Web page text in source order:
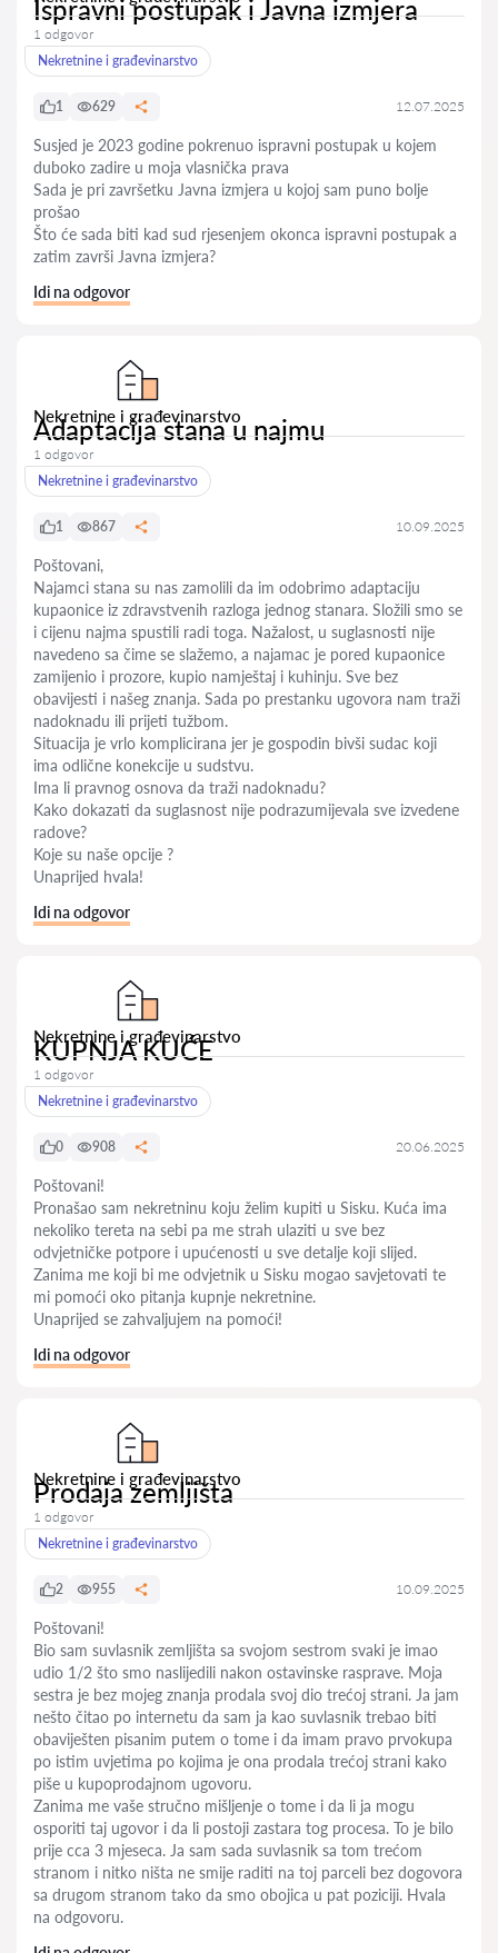
Ispravni postupak i Javna izmjera
1 odgovor
Nekretnine i građevinarstvo
1 629 12.07.2025
Susjed je 2023 godine pokrenuo ispravni postupak u kojem
duboko zadire u moja vlasnička prava
Sada je pri završetku Javna izmjera u kojoj sam puno bolje
prošao
Što će sada biti kad sud rjesenjem okonca ispravni postupak a
zatim završi Javna izmjera?
Idi na odgovor
Nekretnine i građevinarstvo
Adaptacija stana u najmu
1 odgovor
Nekretnine i građevinarstvo
1 867 10.09.2025
Poštovani,
Najamci stana su nas zamolili da im odobrimo adaptaciju
kupaonice iz zdravstvenih razloga jednog stanara. Složili smo se
i cijenu najma spustili radi toga. Nažalost, u suglasnosti nije
navedeno sa čime se slažemo, a najamac je pored kupaonice
zamijenio i prozore, kupio namještaj i kuhinju. Sve bez
obavijesti i našeg znanja. Sada po prestanku ugovora nam traži
nadoknadu ili prijeti tužbom.
Situacija je vrlo komplicirana jer je gospodin bivši sudac koji
ima odlične konekcije u sudstvu.
Ima li pravnog osnova da traži nadoknadu?
Kako dokazati da suglasnost nije podrazumijevala sve izvedene
radove?
Koje su naše opcije ?
Unaprijed hvala!
Idi na odgovor
Nekretnine i građevinarstvo
KUPNJA KUĆE
1 odgovor
Nekretnine i građevinarstvo
0 908 20.06.2025
Poštovani!
Pronašao sam nekretninu koju želim kupiti u Sisku. Kuća ima
nekoliko tereta na sebi pa me strah ulaziti u sve bez
odvjetničke potpore i upućenosti u sve detalje koji slijed.
Zanima me koji bi me odvjetnik u Sisku mogao savjetovati te
mi pomoći oko pitanja kupnje nekretnine.
Unaprijed se zahvaljujem na pomoći!
Idi na odgovor
Nekretnine i građevinarstvo
Prodaja zemljišta
1 odgovor
Nekretnine i građevinarstvo
2 955 10.09.2025
Poštovani!
Bio sam suvlasnik zemljišta sa svojom sestrom svaki je imao
udio 1/2 što smo naslijedili nakon ostavinske rasprave. Moja
sestra je bez mojeg znanja prodala svoj dio trećoj strani. Ja jam
nešto čitao po internetu da sam ja kao suvlasnik trebao biti
obaviješten pisanim putem o tome i da imam pravo prvokupa
po istim uvjetima po kojima je ona prodala trećoj strani kako
piše u kupoprodajnom ugovoru.
Zanima me vaše stručno mišljenje o tome i da li ja mogu
osporiti taj ugovor i da li postoji zastara tog procesa. To je bilo
prije cca 3 mjeseca. Ja sam sada suvlasnik sa tom trećom
stranom i nitko ništa ne smije raditi na toj parceli bez dogovora
sa drugom stranom tako da smo obojica u pat poziciji. Hvala
na odgovoru.